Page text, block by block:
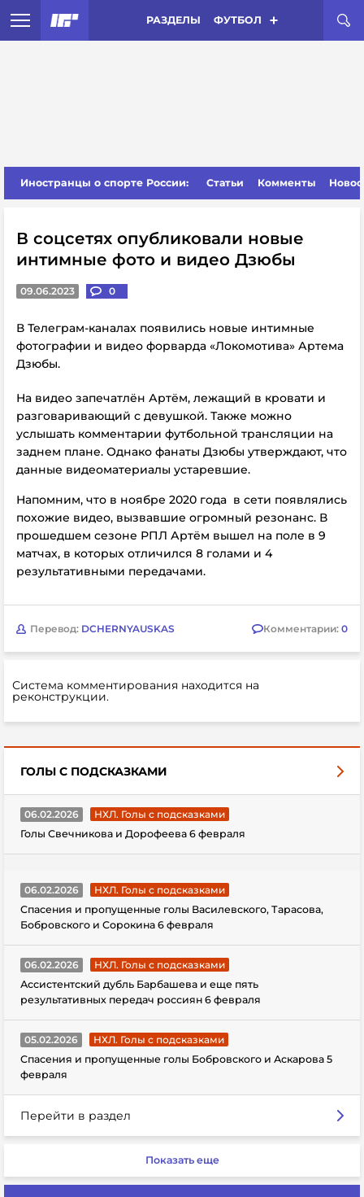
РАЗДЕЛЫ ФУТБОЛ
Иностранцы о спорте России: Статьи Комменты
В соцсетях опубликовали новые
интимные фото и видео Дзюбы
09.06.2023 0
В Телеграм-каналах появились новые интимные
фотографии и видео форварда «Локомотива» Артема
Дзюбы.
На видео запечатлён Артём, лежащий в кровати и
разговаривающий с девушкой. Также можно
услышать комментарии футбольной трансляции на
заднем плане. Однако фанаты Дзюбы утверждают, что
данные видеоматериалы устаревшие.
Напомним, что в ноябре 2020 года в сети появлялись
похожие видео, вызвавшие огромный резонанс. В
прошедшем сезоне РПЛ Артём вышел на поле в 9
матчах, в которых отличился 8 голами и 4
результативными передачами.
Перевод: DCHERNYAUSKAS Комментарии: 0
Система комментирования находится на
реконструкции.
ГОЛЫ С ПОДСКАЗКАМИ
06.02.2026
НХЛ. Голы с подсказками
Голы Свечникова и Дорофеева 6 февраля
06.02.2026
НХЛ. Голы с подсказками
Спасения и пропущенные голы Василевского, Тарасова,
Бобровского и Сорокина 6 февраля
06.02.2026
НХЛ. Голы с подсказками
Ассистентский дубль Барбашева и еще пять
результативных передач россиян 6 февраля
05.02.2026
НХЛ. Голы с подсказками
Спасения и пропущенные голы Бобровского и Аскарова 5
февраля
Перейти в раздел
Показать еще